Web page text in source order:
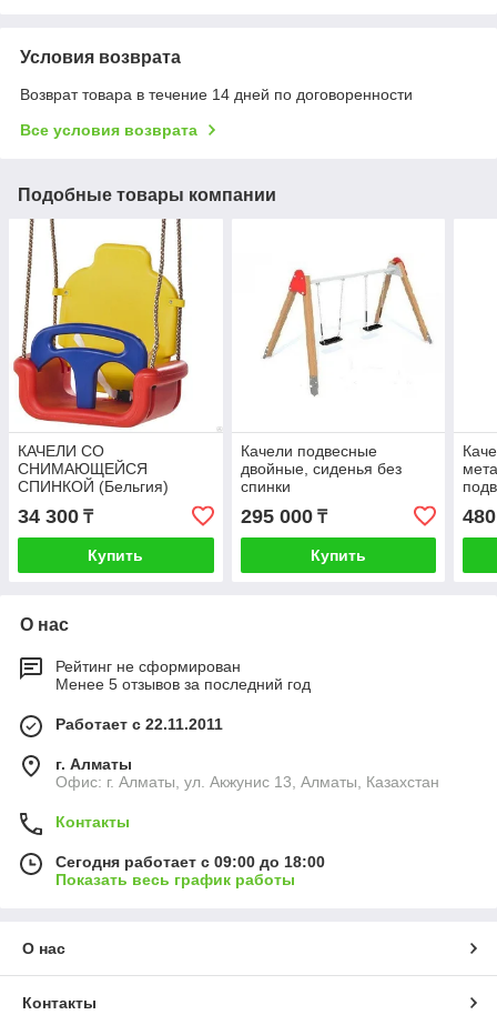
Условия возврата
Возврат товара в течение 14 дней по договоренности
Все условия возврата
Подобные товары компании
КАЧЕЛИ СО
СНИМАЮЩЕЙСЯ
СПИНКОЙ (Бельгия)
34 300 ₸
Купить
Качели подвесные
двойные, сиденья без
спинки
295 000₸
Купить
О нас
Рейтинг не сформирован
Менее 5 отзывов за последний год
Работает с 22.11.2011
г. Алматы
Офис: г. Алматы, ул. Акжунис 13, Алматы, Казахстан
Контакты
Сегодня работает с 09:00 до 18:00
Показать весь график работы
О нас
Контакты